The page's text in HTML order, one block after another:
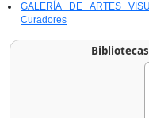
GALERÍA DE ARTES
Curadores